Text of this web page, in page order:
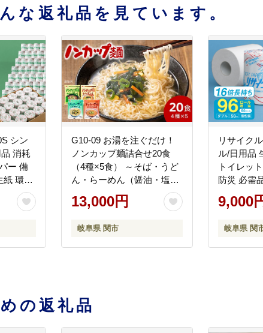
な返礼品を見ています。
シン
消耗
ー 備
紙 環境
桜製紙
ス加
G10-09 お湯を注ぐだけ！
ノンカップ麺詰合せ20食
（4種×5食） ～そば・うど
ん・らーめん（醤油・塩）
インスタントラーメン 非常
食にも～
13,000円
岐阜県 関市
リサイク
ル/日用品
トイレッ
防災 必需
やさしい
1.6倍巻 長
9,000
岐阜県 関
の返礼品